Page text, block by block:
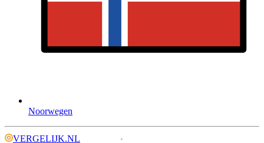
Noorwegen
VERGELIJK.NL